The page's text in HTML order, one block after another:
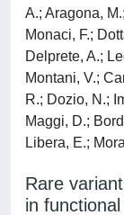
A.; Aragona,
Monaci, F.;
Delprete, A.;
Montani, V.;
R.; Dozio, N.;
Maggi, D.;
Libera, E.;
Rare
in